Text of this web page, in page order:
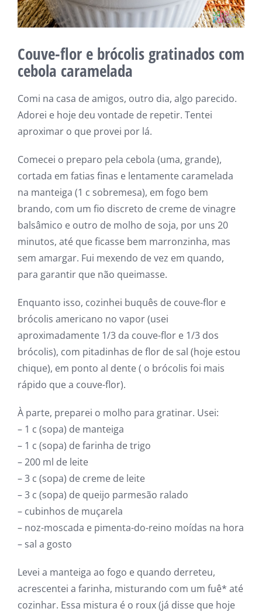
Couve-flor e brócolis gratinados com
cebola caramelada
Comi na casa de amigos, outro dia, algo parecido.
Adorei e hoje deu vontade de repetir. Tentei
aproximar o que provei por lá.
Comecei o preparo pela cebola (uma, grande),
cortada em fatias finas e lentamente caramelada
na manteiga (1 c sobremesa), em fogo bem
brando, com um fio discreto de creme de vinagre
balsâmico e outro de molho de soja, por uns 20
minutos, até que ficasse bem marronzinha, mas
sem amargar. Fui mexendo de vez em quando,
para garantir que não queimasse.
Enquanto isso, cozinhei buquês de couve-flor e
brócolis americano no vapor (usei
aproximadamente 1/3 da couve-flor e 1/3 dos
brócolis), com pitadinhas de flor de sal (hoje estou
chique), em ponto al dente ( o brócolis foi mais
rápido que a couve-flor).
À parte, preparei o molho para gratinar. Usei:
– 1 c (sopa) de manteiga
– 1 c (sopa) de farinha de trigo
– 200 ml de leite
– 3 c (sopa) de creme de leite
– 3 c (sopa) de queijo parmesão ralado
– cubinhos de muçarela
– noz-moscada e pimenta-do-reino moídas na hora
– sal a gosto
Levei a manteiga ao fogo e quando derreteu,
acrescentei a farinha, misturando com um fuê* até
cozinhar. Essa mistura é o roux (já disse que hoje